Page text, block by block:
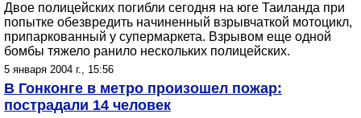
Двое полицейских погибли сегодня на юге Таиланда при
попытке обезвредить начиненный взрывчаткой мотоцикл,
припаркованный у супермаркета. Взрывом еще одной
бомбы тяжело ранило нескольких полицейских.
5 января 2004 г., 15:56
В Гонконге в метро произошел пожар:
пострадали 14 человек